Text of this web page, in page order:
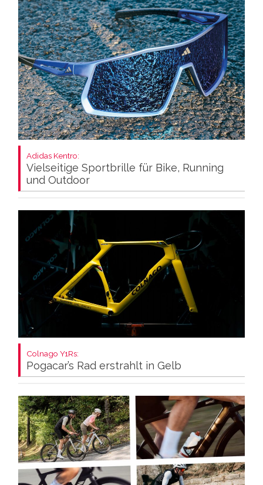
Adidas Kentro:
Vielseitige Sportbrille für Bike, Running
und Outdoor
Colnago Y1Rs:
Pogacar’s Rad erstrahlt in Gelb